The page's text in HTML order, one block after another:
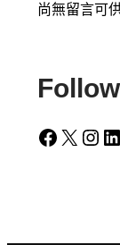
尚無留言可
Facebook X Instagram LinkedIn